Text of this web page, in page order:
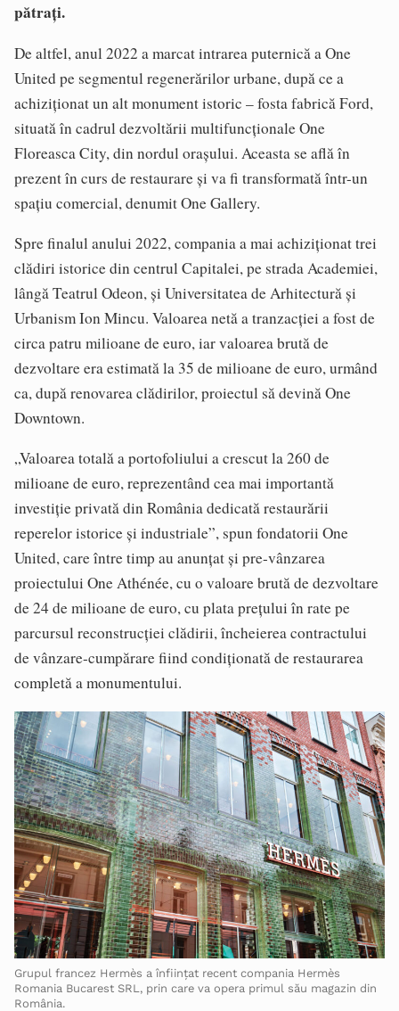
pătrați.
De altfel, anul 2022 a marcat intrarea puternică a One
United pe segmentul regenerărilor urbane, după ce a
achiziționat un alt monument istoric – fosta fabrică Ford,
situată în cadrul dezvoltării multifuncționale One
Floreasca City, din nordul orașului. Aceasta se află în
prezent în curs de restaurare și va fi transformată într-un
spațiu comercial, denumit One Gallery.
Spre finalul anului 2022, compania a mai achiziționat trei
clădiri istorice din centrul Capitalei, pe strada Academiei,
lângă Teatrul Odeon, și Universitatea de Arhitectură și
Urbanism Ion Mincu. Valoarea netă a tranzacției a fost de
circa patru milioane de euro, iar valoarea brută de
dezvoltare era estimată la 35 de milioane de euro, urmând
ca, după renovarea clădirilor, proiectul să devină One
Downtown.
„Valoarea totală a portofoliului a crescut la 260 de
milioane de euro, reprezentând cea mai importantă
investiție privată din România dedicată restaurării
reperelor istorice și industriale”, spun fondatorii One
United, care între timp au anunțat și pre-vânzarea
proiectului One Athénée, cu o valoare brută de dezvoltare
de 24 de milioane de euro, cu plata preţului în rate pe
parcursul reconstrucţiei clădirii, încheierea contractului
de vânzare-cumpărare fiind condiţionată de restaurarea
completă a monumentului.
Grupul francez Hermès a înființat recent compania Hermès
Romania Bucarest SRL, prin care va opera primul său magazin din
România.